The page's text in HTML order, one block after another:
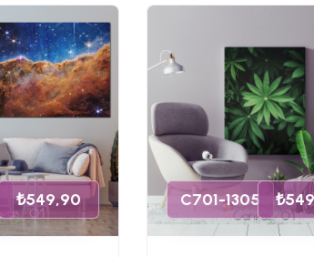
₺549,90 C701-1305